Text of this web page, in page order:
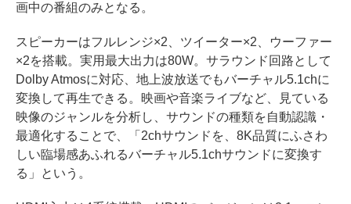
画中の番組のみとなる。
スピーカーはフルレンジ×2、ツイーター×2、ウーファー
×2を搭載。実用最大出力は80W。サラウンド回路として
Dolby Atmosに対応、地上波放送でもバーチャル5.1chに
変換して再生できる。映画や音楽ライブなど、見ている
映像のジャンルを分析し、サウンドの種類を自動認識・
最適化することで、「2chサウンドを、8K品質にふさわ
しい臨場感あふれるバーチャル5.1chサウンドに変換す
る」という。